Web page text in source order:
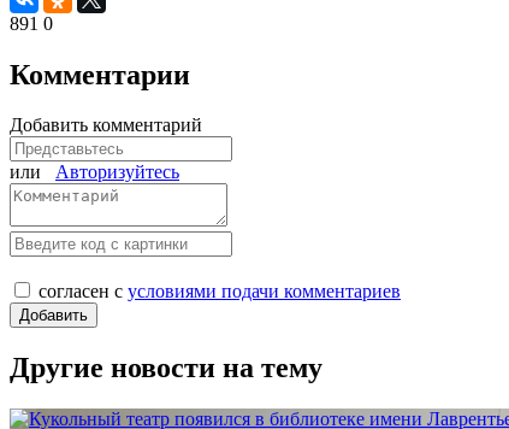
891 0
Комментарии
Добавить комментарий
или Авторизуйтесь
согласен с условиями подачи комментариев
Другие новости на тему